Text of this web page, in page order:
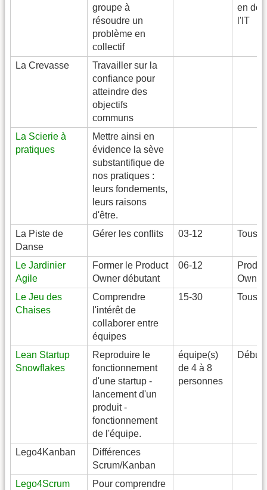
groupe à
résoudre un
problème en
collectif
en
l'IT
La Crevasse
Travailler sur la
confiance pour
atteindre des
objectifs
communs
La Scierie à
pratiques
Mettre ainsi en
évidence la sève
substantifique de
nos pratiques :
leurs fondements,
leurs raisons
d'être.
La Piste de
Danse
Gérer les conflits 03-12 Tous
Le Jardinier
Agile
Former le Product
Owner débutant
06-12
Owner
Le Jeu des
Chaises
Comprendre
l'intérêt de
collaborer entre
équipes
15-30 Tous
Lean Startup
Snowflakes
Reproduire le
fonctionnement
d'une startup -
lancement d'un
produit -
fonctionnement
de l'équipe.
équipe(s)
de 4 à 8
personnes
Lego4Kanban
Différences
Scrum/Kanban
Lego4Scrum
Pour comprendre